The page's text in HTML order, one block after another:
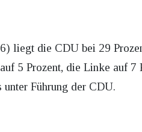
liegt die CDU bei 29
5 Prozent, die Linke auf 7
Führung der CDU.